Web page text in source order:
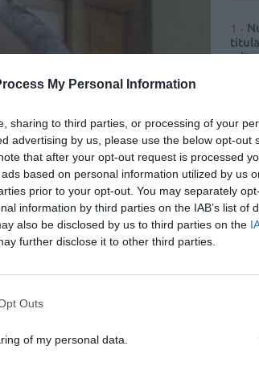
My Personal Information
sharing to third parties, or processing of your
advertising by us, please use the below opt-out
that after your opt-out request is processed
based on personal information utilized by us
prior to your opt-out. You may separately
information by third parties on the IAB’s list of
also be disclosed by us to third parties on the
further disclose it to other third parties.
Outs
of my personal data.
y el previsible gobierno de
que ha salido de las pasadas
para que un sector como el